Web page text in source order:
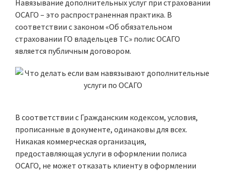
Навязывание дополнительных услуг при страховании
ОСАГО – это распространенная практика. В
соответствии с законом «Об обязательном
страховании ГО владельцев ТС» полис ОСАГО
является публичным договором.
В соответствии с Гражданским кодексом, условия,
прописанные в документе, одинаковы для всех.
Никакая коммерческая организация,
предоставляющая услуги в оформлении полиса
ОСАГО, не может отказать клиенту в оформлении